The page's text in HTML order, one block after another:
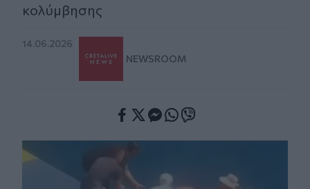
κολύμβησης
14.06.2026
NEWSROOM